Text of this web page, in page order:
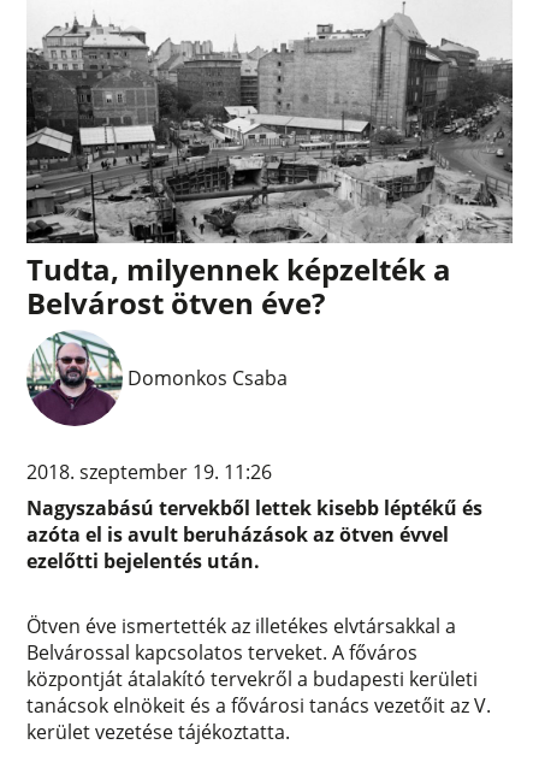
Tudta, milyennek képzelték a
Belvárost ötven éve?
Domonkos Csaba
2018. szeptember 19. 11:26
Nagyszabású tervekből lettek kisebb léptékű és
azóta el is avult beruházások az ötven évvel
ezelőtti bejelentés után.
Ötven éve ismertették az illetékes elvtársakkal a
Belvárossal kapcsolatos terveket. A főváros
központját átalakító tervekről a budapesti kerületi
tanácsok elnökeit és a fővárosi tanács vezetőit az V.
kerület vezetése tájékoztatta.